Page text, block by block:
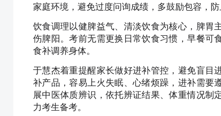
家庭环境，避免过度问询成绩，多鼓励包容，
饮食调理以健脾益气、清淡饮食为核心，脾胃
伤脾阳。考前无需更换日常饮食习惯，早餐可
食补调养身体。
于慧杰着重提醒家长做好进补管控，避免盲目
补产品，容易上火失眠、心绪烦躁，进补需要
展中医体质辨识，依托辨证结果、体重情况制
力考生备考。